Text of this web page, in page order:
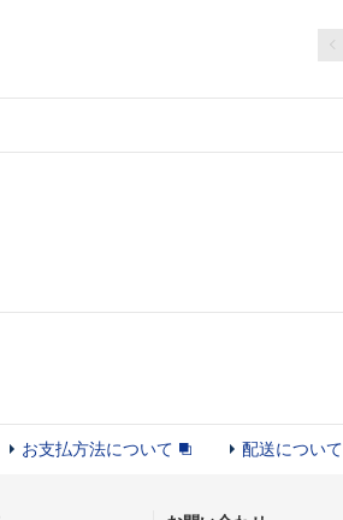
お支払方法について 配送について